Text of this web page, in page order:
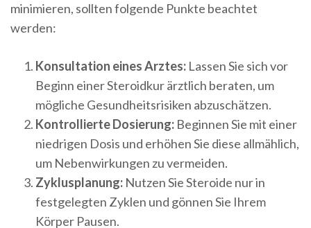
minimieren, sollten folgende Punkte beachtet
werden:
Konsultation eines Arztes: Lassen Sie sich vor
Beginn einer Steroidkur ärztlich beraten, um
mögliche Gesundheitsrisiken abzuschätzen.
Kontrollierte Dosierung: Beginnen Sie mit einer
niedrigen Dosis und erhöhen Sie diese allmählich,
um Nebenwirkungen zu vermeiden.
Zyklusplanung: Nutzen Sie Steroide nur in
festgelegten Zyklen und gönnen Sie Ihrem
Körper Pausen.